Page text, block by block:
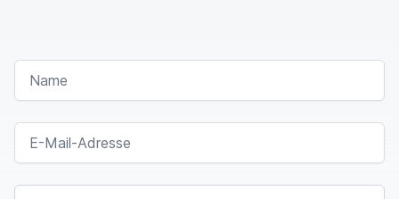
NAME
E-MAIL-ADRESSE
NACHRICHT